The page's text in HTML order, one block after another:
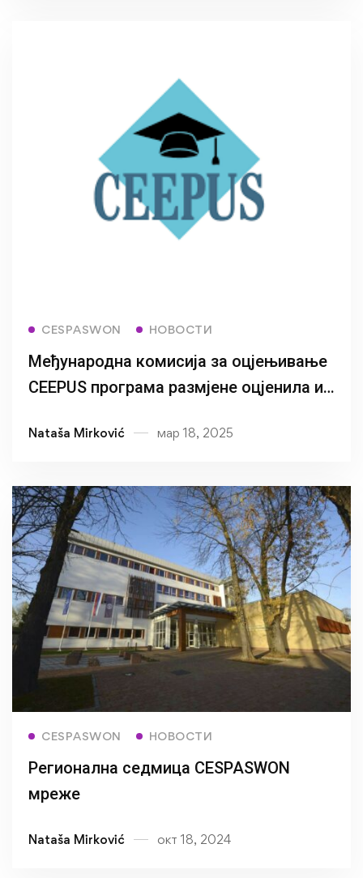
CESPASWON НОВОСТИ
Међународна комисија за оцјењивање
CEEPUS програма размјене оцјенила и
Nataša Mirković мар 18, 2025
CESPASWON НОВОСТИ
Регионална седмица CESPASWON
мреже
Nataša Mirković окт 18, 2024